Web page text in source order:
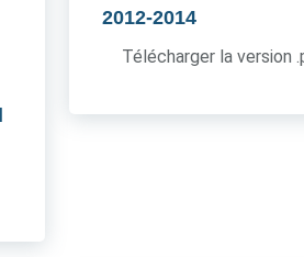
2012-2014
Télécharger la version